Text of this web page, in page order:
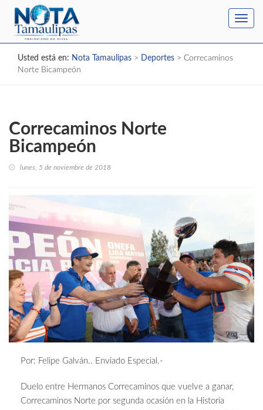
Usted está en: Nota Tamaulipas > Deportes > Correcaminos
Norte Bicampeón
Correcaminos Norte
Bicampeón
lunes, 5 de noviembre de 2018
Por: Felipe Galván.. Enviado Especial.-
Duelo entre Hermanos Correcaminos que vuelve a ganar,
Correcaminos Norte por segunda ocasión en la Historia